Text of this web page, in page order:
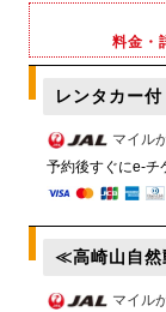
料金・
レンタカー付
マイル
予約後すぐにe-チ
≪高崎山自然
マイル